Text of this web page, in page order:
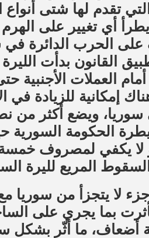
تقدم لها شتى
أي تغيير على
الحرب الدائرة في
القانون بدأت
العملات الأجنبية
إمكانية للزيادة في
سوريا، ويضع أكثر
الحكومة السورية
لا يكفي لمصروف
المريع لليرة
جزء لا يتجزأ من
بما يجري على
ما أثّر بشكل